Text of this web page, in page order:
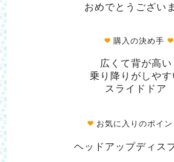
おめでとうござい
購入の決め手
広くて背が高い
乗り降りがしやす
スライドドア
お気に入りのポイン
ヘッドアップディス